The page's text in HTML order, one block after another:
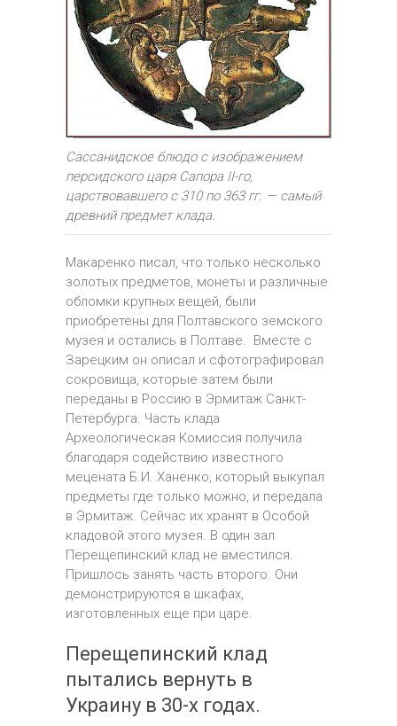
Сассанидское блюдо с изображением
персидского царя Сапора II-го,
царствовавшего с 310 по 363 гг. — самый
древний предмет клада.
Макаренко писал, что только несколько
золотых предметов, монеты и различные
обломки крупных вещей, были
приобретены для Полтавского земского
музея и остались в Полтаве. Вместе с
Зарецким он описал и сфотографировал
сокровища, которые затем были
переданы в Россию в Эрмитаж Санкт-
Петербурга. Часть клада
Археологическая Комиссия получила
благодаря содействию известного
мецената Б.И. Ханенко, который выкупал
предметы где только можно, и передала
в Эрмитаж. Сейчас их хранят в Особой
кладовой этого музея. В один зал
Перещепинский клад не вместился.
Пришлось занять часть второго. Они
демонстрируются в шкафах,
изготовленных еще при царе.
Перещепинский клад
пытались вернуть в
Украину в 30-х годах.